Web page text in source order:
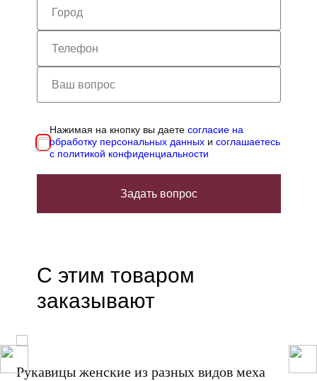
Нажимая на кнопку вы даетесогласие на
обработку персональных данных исоглашаетесь
с политикой конфиденциальности
Задать вопрос
С этим товаром
заказывают
Рукавицы женские из разных видов меха